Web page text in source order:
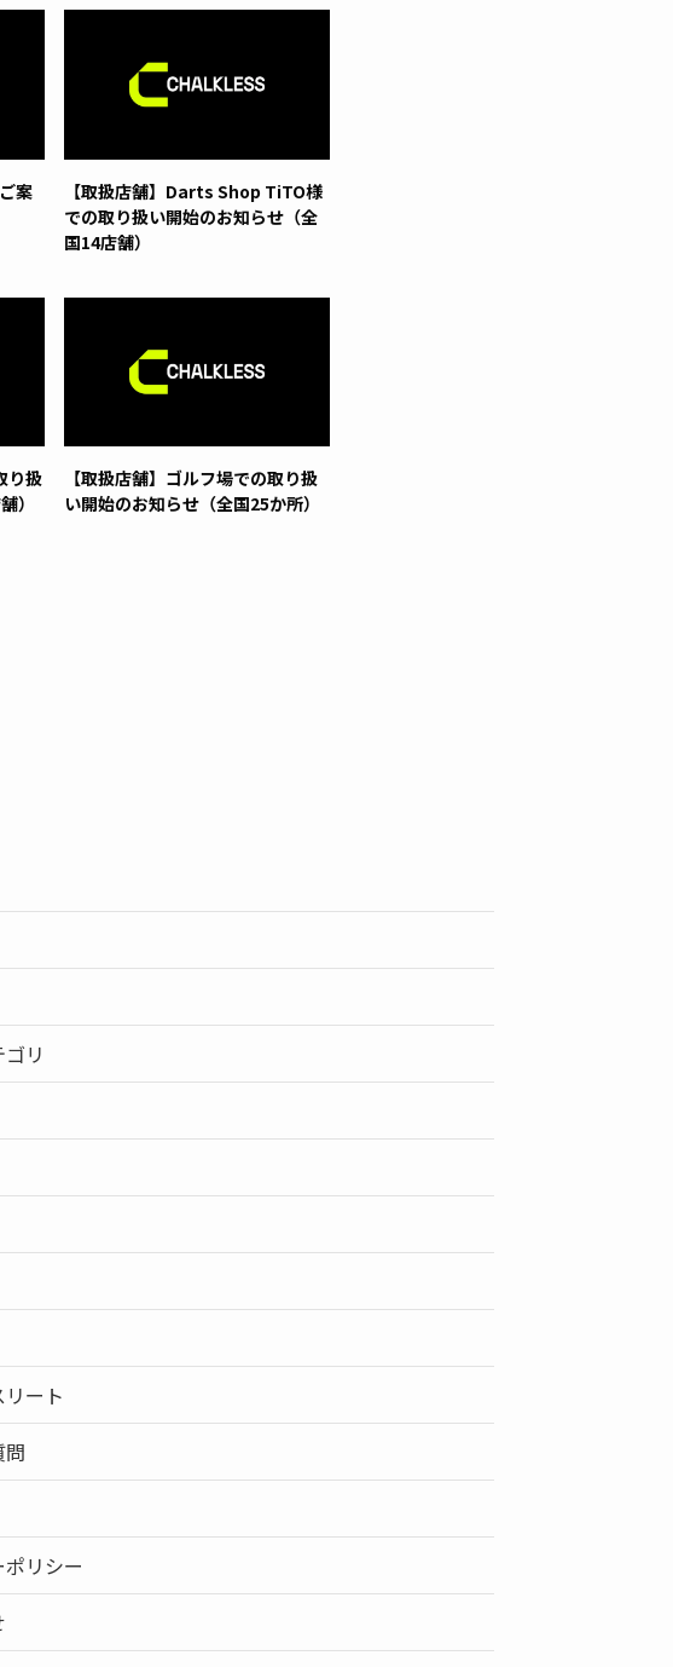
案
【取扱店舗】Darts Shop TiTO様
での取り扱い開始のお知らせ（全
国14店舗）
り扱
）
【取扱店舗】ゴルフ場での取り扱
い開始のお知らせ（全国25か所）
リ
ート
問
リシー